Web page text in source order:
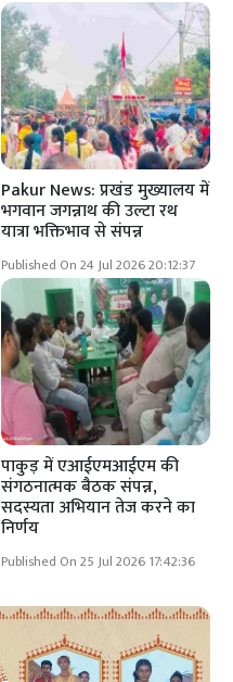
Pakur News: प्रखंड मुख्यालय में
भगवान जगन्नाथ की उल्टा रथ
यात्रा भक्तिभाव से संपन्न
Published On 24 Jul 2026 20:12:37
पाकुड़ में एआईएमआईएम की
संगठनात्मक बैठक संपन्न,
सदस्यता अभियान तेज करने का
निर्णय
Published On 25 Jul 2026 17:42:36